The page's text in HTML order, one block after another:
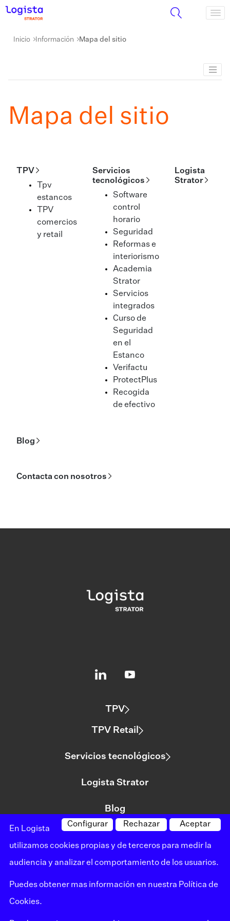
Inicio Información Mapa del sitio
Mapa del sitio
TPV
Tpv
estancos
TPV
comercios
y retail
Servicios
tecnológicos
Software
control
horario
Seguridad
Reformas e
interiorismo
Academia
Strator
Servicios
integrados
Curso de
Seguridad
en el
Estanco
Verifactu
ProtectPlus
Recogida
de efectivo
Logista
Strator
Blog
Contacta con nosotros
TPV
TPV Retail
Servicios tecnológicos
Logista Strator
Blog
©logista Todos los derechos reservados
Aviso legal
Política de privacidad
Aceptar
Rechazar
Configurar
En Logista
utilizamos cookies propias y de terceros para medir la
audiencia y analizar el comportamiento de los usuarios.
Puedes obtener mas información en nuestra Política de
Cookies.